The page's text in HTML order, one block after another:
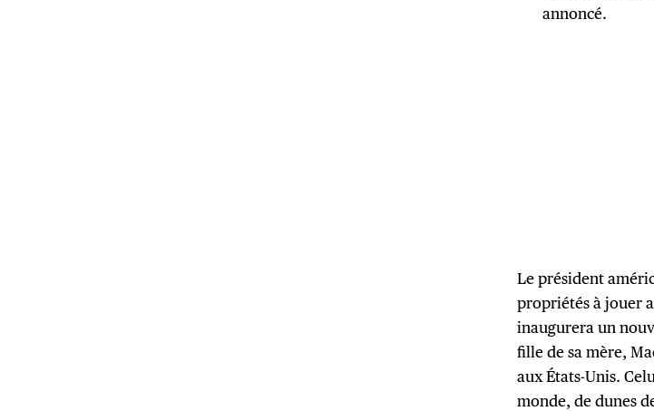
annoncé.
Le président
propriétés à jouer
inaugurera un
fille de sa mère,
aux États-Unis.
monde, de dunes